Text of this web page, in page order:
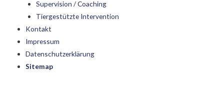
Supervision / Coaching
Tiergestützte Intervention
Kontakt
Impressum
Datenschutzerklärung
Sitemap